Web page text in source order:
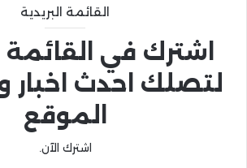
القائمة البريدية
اشترك في القائمة
لتصلك احدث اخبار
الموقع
اشترك الآن.